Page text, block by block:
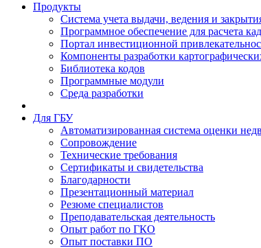
Продукты
Система учета выдачи, ведения и
Программное обеспечение для расчета
Портал инвестиционной
Компоненты разработки
Библиотека кодов
Программные модули
Среда разработки
Для ГБУ
Автоматизированная система оценки
Сопровождение
Технические требования
Сертификаты и свидетельства
Благодарности
Презентационный материал
Резюме специалистов
Преподавательская деятельность
Опыт работ по ГКО
Опыт поставки ПО